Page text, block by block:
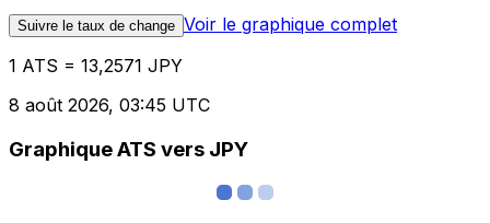
Suivre le taux de change Voir le graphique complet
1 ATS = 13,2571 JPY
8 août 2026, 03:45 UTC
Graphique ATS vers JPY